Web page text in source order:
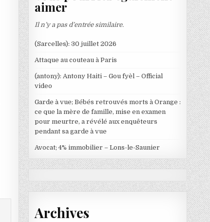
aimer
Il n’y a pas d’entrée similaire.
(Sarcelles): 30 juillet 2026
Attaque au couteau à Paris
(antony): Antony Haiti – Gou fyèl – Official
video
Garde à vue; Bébés retrouvés morts à Orange :
ce que la mère de famille, mise en examen
pour meurtre, a révélé aux enquêteurs
pendant sa garde à vue
Avocat; 4% immobilier – Lons-le-Saunier
Archives